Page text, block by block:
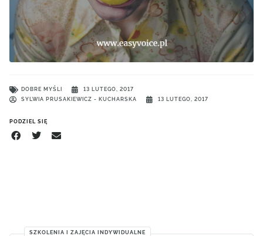
DOBRE MYŚLI
13 LUTEGO, 2017
SYLWIA PRUSAKIEWICZ - KUCHARSKA
13 LUTEGO, 2017
PODZIEL SIĘ
SZKOLENIA I ZAJĘCIA INDYWIDUALNE